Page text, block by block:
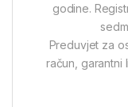
godine.
Preduvjet za
račun, garantni